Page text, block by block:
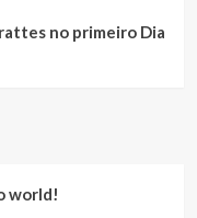
no primeiro Dia
world!